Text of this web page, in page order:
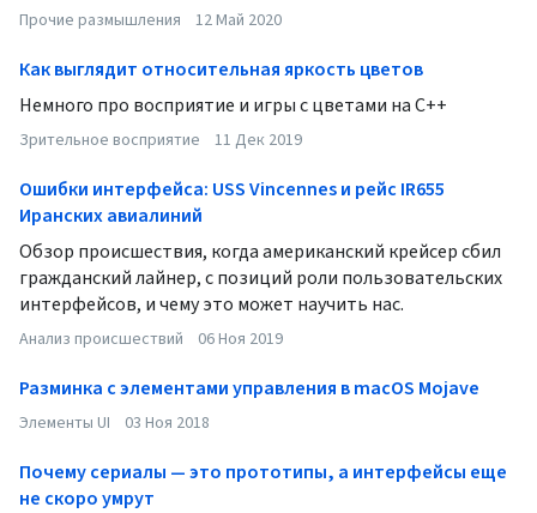
Прочие размышления 12 Май 2020
Зрительное восприятие 11 Дек 2019
Как выглядит относительная яркость цветов
Немного про восприятие и игры с цветами на C++
Анализ происшествий 06 Ноя 2019
Ошибки интерфейса: USS Vincennes и рейс IR655
Иранских авиалиний
Обзор происшествия, когда американский крейсер сбил
гражданский лайнер, с позиций роли пользовательских
интерфейсов, и чему это может научить нас.
Элементы UI 03 Ноя 2018
Разминка с элементами управления в macOS Mojave
Почему сериалы — это прототипы, а интерфейсы еще
не скоро умрут